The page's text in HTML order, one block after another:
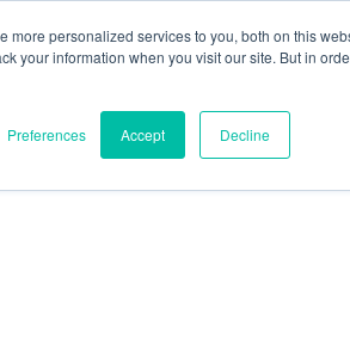
personalized services to you, both on this
your information when you visit our site. But in
Preferences Accept Decline